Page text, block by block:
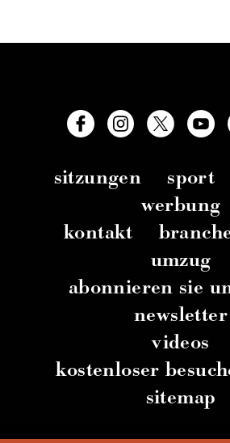
sitzungen sport
werbung
kontakt
umzug
abonnieren sie
newsletter
videos
kostenloser
sitemap